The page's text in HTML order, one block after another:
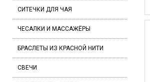
СИТЕЧКИ ДЛЯ ЧАЯ
ЧЕСАЛКИ И МАССАЖЁРЫ
БРАСЛЕТЫ ИЗ КРАСНОЙ НИТИ
СВЕЧИ